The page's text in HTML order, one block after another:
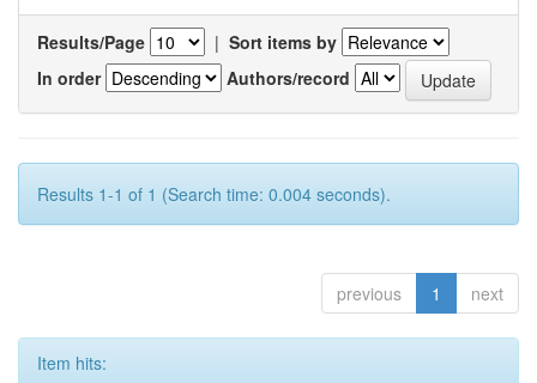
Results/Page | Sort items by
In order
Authors/record
Results 1-1 of 1 (Search time: 0.004 seconds).
previous 1 next
Item hits: